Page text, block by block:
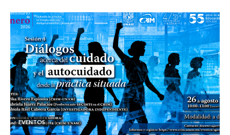
EVENTOS